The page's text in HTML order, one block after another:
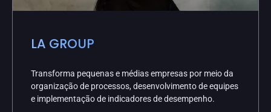
LA GROUP
Transforma pequenas e médias empresas por meio da
organização de processos, desenvolvimento de equipes
e implementação de indicadores de desempenho.